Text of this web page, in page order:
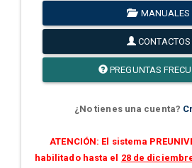
MANUALES
CONTACTOS
PREGUNTAS
¿No tienes una cuenta?
ATENCIÓN: El sistema
habilitado hasta el 28 de